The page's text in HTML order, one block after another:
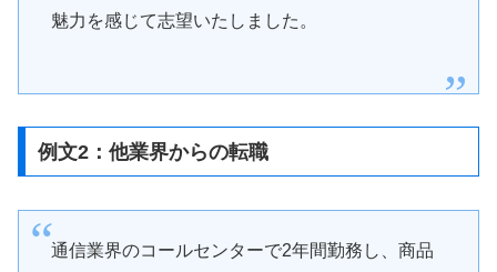
魅力を感じて志望いたしました。
例文2：他業界からの転職
通信業界のコールセンターで2年間勤務し、商品